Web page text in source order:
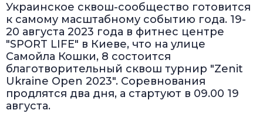
Украинское сквош-сообщество готовится
к самому масштабному событию года. 19-
20 августа 2023 года в фитнес центре
"SPORT LIFE" в Киеве, что на улице
Самойла Кошки, 8 состоится
благотворительный сквош турнир "Zenit
Ukraine Open 2023". Соревнования
продлятся два дня, а стартуют в 09.00 19
августа.